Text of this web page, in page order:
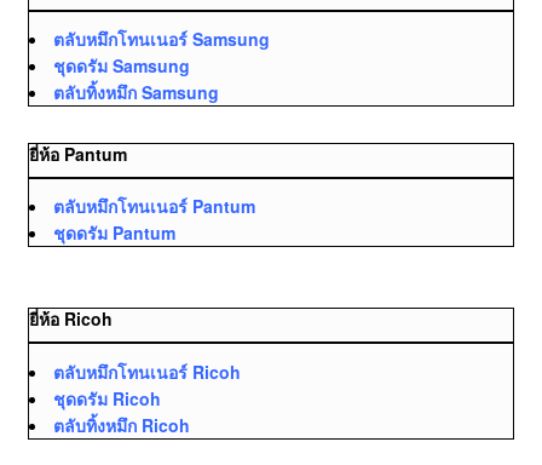
ตลับหมึกโทนเนอร์ Samsung
ชุดดรัม Samsung
ตลับทิ้งหมึก Samsung
ยี่ห้อ Pantum
ตลับหมึกโทนเนอร์ Pantum
ชุดดรัม Pantum
ยี่ห้อ Ricoh
ตลับหมึกโทนเนอร์ Ricoh
ชุดดรัม Ricoh
ตลับทิ้งหมึก Ricoh